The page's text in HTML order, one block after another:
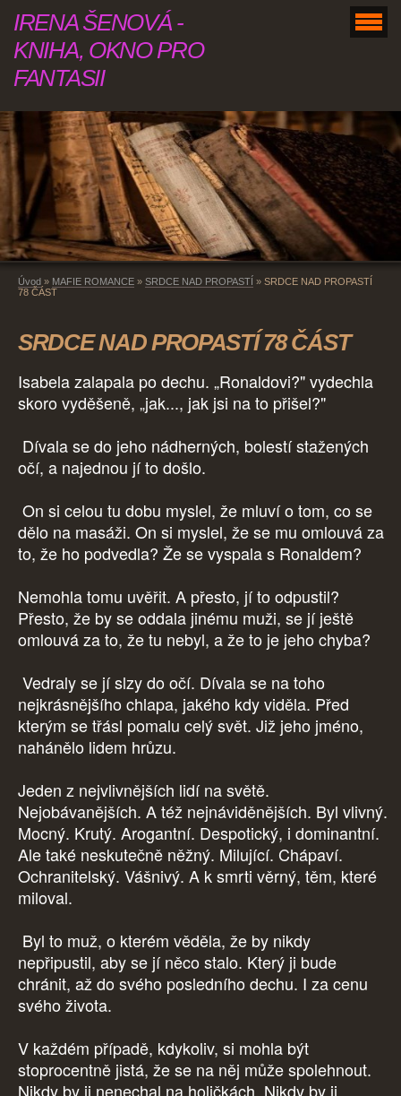
IRENA ŠENOVÁ -
KNIHA, OKNO PRO
FANTASII
Úvod » MAFIE ROMANCE » SRDCE NAD PROPASTÍ » SRDCE NAD PROPASTÍ
78 ČÁST
SRDCE NAD PROPASTÍ 78 ČÁST
Isabela zalapala po dechu. „Ronaldovi?" vydechla
skoro vyděšeně, „jak..., jak jsi na to přišel?"
Dívala se do jeho nádherných, bolestí stažených
očí, a najednou jí to došlo.
On si celou tu dobu myslel, že mluví o tom, co se
dělo na masáži. On si myslel, že se mu omlouvá za
to, že ho podvedla? Že se vyspala s Ronaldem?
Nemohla tomu uvěřit. A přesto, jí to odpustil?
Přesto, že by se oddala jinému muži, se jí ještě
omlouvá za to, že tu nebyl, a že to je jeho chyba?
Vedraly se jí slzy do očí. Dívala se na toho
nejkrásnějšího chlapa, jakého kdy viděla. Před
kterým se třásl pomalu celý svět. Již jeho jméno,
nahánělo lidem hrůzu.
Jeden z nejvlivnějších lidí na světě.
Nejobávanějších. A též nejnáviděnějších. Byl vlivný.
Mocný. Krutý. Arogantní. Despotický, i dominantní.
Ale také neskutečně něžný. Milující. Chápaví.
Ochranitelský. Vášnivý. A k smrti věrný, těm, které
miloval.
Byl to muž, o kterém věděla, že by nikdy
nepřipustil, aby se jí něco stalo. Který ji bude
chránit, až do svého posledního dechu. I za cenu
svého života.
V každém případě, kdykoliv, si mohla být
stoprocentně jistá, že se na něj může spolehnout.
Nikdy by ji nenechal na holičkách. Nikdy by ji